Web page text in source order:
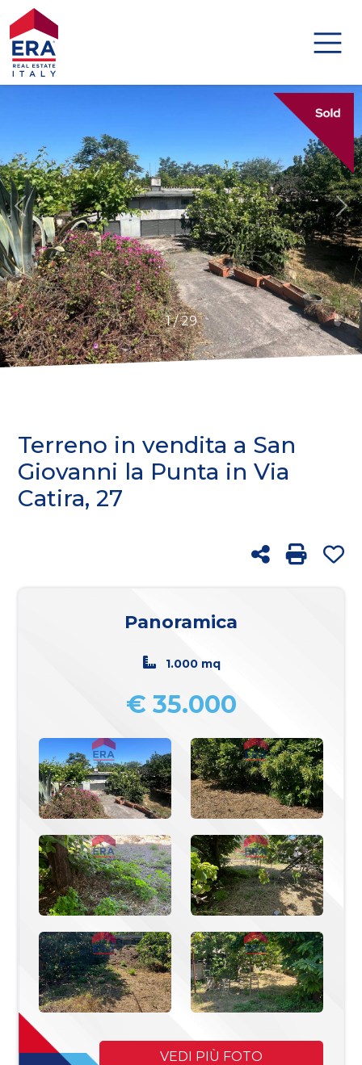
1 / 29
Terreno in vendita a San
Giovanni la Punta in Via
Catira, 27
Stampa:
Condividi
Panoramica
1.000 mq
€ 35.000
VEDI PIÙ FOTO
HOME
DISTINCTIVE
AGENZIE
AGENTI
ABOUT US
GLOBAL
RICERCA
Codice
Qualsiasi
Vendita
Affitto
Scegli
dove
cercare
Comune
Commerciali
Industriali
Terreni
Prezzo